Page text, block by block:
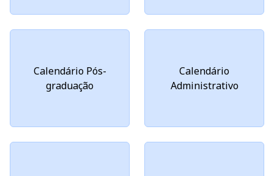
Calendário Pós-
graduação
Calendário
Administrativo